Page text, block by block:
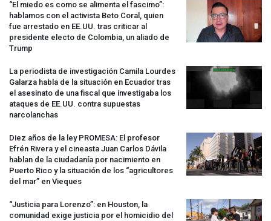
“El miedo es como se alimenta el fascimo”:
hablamos con el activista Beto Coral, quien
fue arrestado en EE.UU. tras criticar al
presidente electo de Colombia, un aliado de
Trump
La periodista de investigación Camila Lourdes
Galarza habla de la situación en Ecuador tras
el asesinato de una fiscal que investigaba los
ataques de EE.UU. contra supuestas
narcolanchas
Diez años de la ley PROMESA: El profesor
Efrén Rivera y el cineasta Juan Carlos Dávila
hablan de la ciudadanía por nacimiento en
Puerto Rico y la situación de los “agricultores
del mar” en Vieques
“Justicia para Lorenzo”: en Houston, la
comunidad exige justicia por el homicidio del